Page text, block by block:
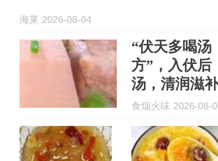
海莱 2026-08-04
“伏天多喝汤
方”，入伏后
汤，清润滋
胃
食烟火味 2026-08-